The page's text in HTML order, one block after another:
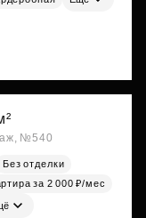
№540
Без отделки
за 2 000 ₽/мес